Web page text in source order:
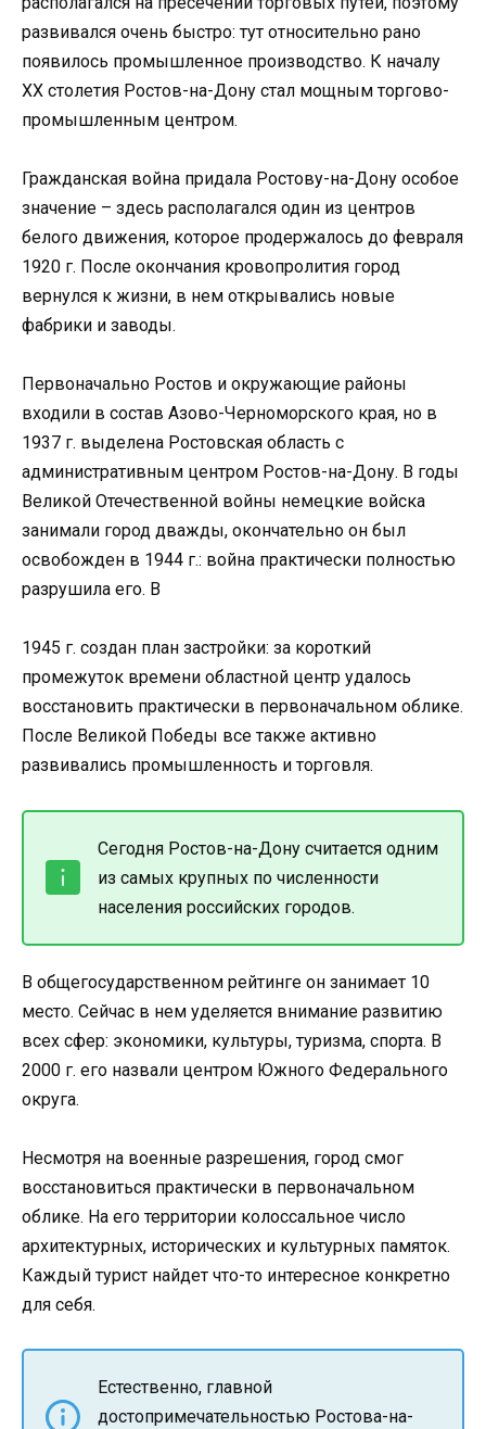
развивался очень быстро: тут относительно рано
появилось промышленное производство. К началу
XX столетия Ростов-на-Дону стал мощным торгово-
промышленным центром.
Гражданская война придала Ростову-на-Дону особое
значение – здесь располагался один из центров
белого движения, которое продержалось до февраля
1920 г. После окончания кровопролития город
вернулся к жизни, в нем открывались новые
фабрики и заводы.
Первоначально Ростов и окружающие районы
входили в состав Азово-Черноморского края, но в
1937 г. выделена Ростовская область с
административным центром Ростов-на-Дону. В годы
Великой Отечественной войны немецкие войска
занимали город дважды, окончательно он был
освобожден в 1944 г.: война практически полностью
разрушила его. В
1945 г. создан план застройки: за короткий
промежуток времени областной центр удалось
восстановить практически в первоначальном облике.
После Великой Победы все также активно
развивались промышленность и торговля.
Сегодня Ростов-на-Дону считается одним
из самых крупных по численности
населения российских городов.
В общегосударственном рейтинге он занимает 10
место. Сейчас в нем уделяется внимание развитию
всех сфер: экономики, культуры, туризма, спорта. В
2000 г. его назвали центром Южного Федерального
округа.
Несмотря на военные разрешения, город смог
восстановиться практически в первоначальном
облике. На его территории колоссальное число
архитектурных, исторических и культурных памяток.
Каждый турист найдет что-то интересное конкретно
для себя.
Естественно, главной
достопримечательностью Ростова-на-